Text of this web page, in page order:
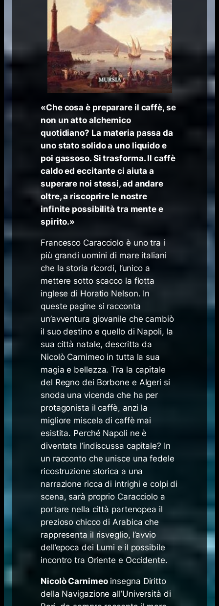
«Che cosa è preparare il caffè, se
non un atto alchemico
quotidiano? La materia passa da
uno stato solido a uno liquido e
poi gassoso. Si trasforma. Il caffè
caldo ed eccitante ci aiuta a
superare noi stessi, ad andare
oltre, a riscoprire le nostre
infinite possibilità tra mente e
spirito.»
Francesco Caracciolo è uno tra i
più grandi uomini di mare italiani
che la storia ricordi, l’unico a
mettere sotto scacco la flotta
inglese di Horatio Nelson. In
queste pagine si racconta
un’avventura giovanile che cambiò
il suo destino e quello di Napoli, la
sua città natale, descritta da
Nicolò Carnimeo in tutta la sua
magia e bellezza. Tra la capitale
del Regno dei Borbone e Algeri si
snoda una vicenda che ha per
protagonista il caffè, anzi la
migliore miscela di caffè mai
esistita. Perché Napoli ne è
diventata l’indiscussa capitale? In
un racconto che unisce una fedele
ricostruzione storica a una
narrazione ricca di intrighi e colpi di
scena, sarà proprio Caracciolo a
portare nella città partenopea il
prezioso chicco di Arabica che
rappresenta il risveglio, l’avvio
dell’epoca dei Lumi e il possibile
incontro tra Oriente e Occidente.
Nicolò Carnimeoinsegna Diritto
della Navigazione all’Università di